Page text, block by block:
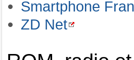
Smartphone
ZD Net